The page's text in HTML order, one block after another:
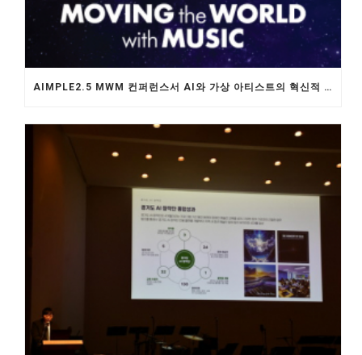
AIMPLE2.5 MWM 컨퍼런스서 AI와 가상 아티스트의 혁신적 미래 제안